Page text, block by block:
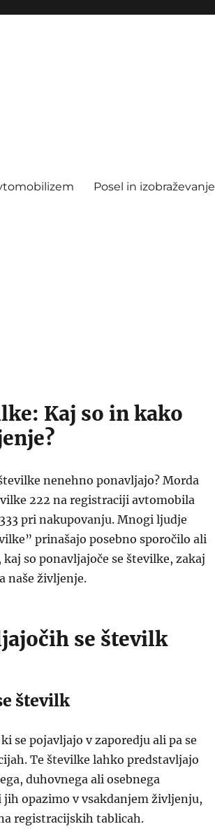
Posel in izobraževanje
Kaj so in kako
nenehno ponavljajo? Morda
222 na registraciji avtomobila
pri nakupovanju. Mnogi ljudje
prinašajo posebno sporočilo ali
so ponavljajoče se številke, zakaj
naše življenje.
se številk
številk
se pojavljajo v zaporedju ali pa se
Te številke lahko predstavljajo
duhovnega ali osebnega
opazimo v vsakdanjem življenju,
registracijskih tablicah.